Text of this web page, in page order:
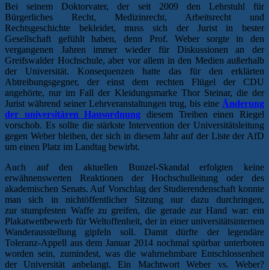
Bei seinem Doktorvater, der seit 2009 den Lehrstuhl für
Bürgerliches Recht, Medizinrecht, Arbeitsrecht und
Rechtsgeschichte bekleidet, muss sich der Jurist in bester
Gesellschaft gefühlt haben, denn Prof. Weber sorgte in den
vergangenen Jahren immer wieder für Diskussionen an der
Greifswalder Hochschule, aber vor allem in den Medien außerhalb
der Universität. Konsequenzen hatte das für den erklärten
Abtreibungsgegner, der einst dem rechten Flügel der CDU
angehörte, nur im Fall der Kleidungsmarke Thor Steinar, die der
Jurist während seiner Lehrveranstaltungen trug, bis eine Änderung
der universitären Hausordnung diesem Treiben einen Riegel
vorschob. Es sollte die stärkste Intervention der Universitätsleitung
gegen Weber bleiben, der sich in diesem Jahr auf der Liste der AfD
um einen Platz im Landtag bewirbt.
Auch auf den aktuellen Bunzel-Skandal erfolgten keine
erwähnenswerten Reaktionen der Hochschulleitung oder des
akademischen Senats. Auf Vorschlag der Studierendenschaft konnte
man sich in nichtöffentlicher Sitzung nur dazu durchringen,
zur stumpfesten Waffe zu greifen, die gerade zur Hand war: ein
Plakatwettbewerb für Weltoffenheit, der in einer universitätsinternen
Wanderausstellung gipfeln soll. Damit dürfte der legendäre
Toleranz-Appell aus dem Januar 2014 nochmal spürbar unterboten
worden sein, zumindest, was die wahrnehmbare Entschlossenheit
der Universität anbelangt. Ein Machtwort Weber vs. Weber?